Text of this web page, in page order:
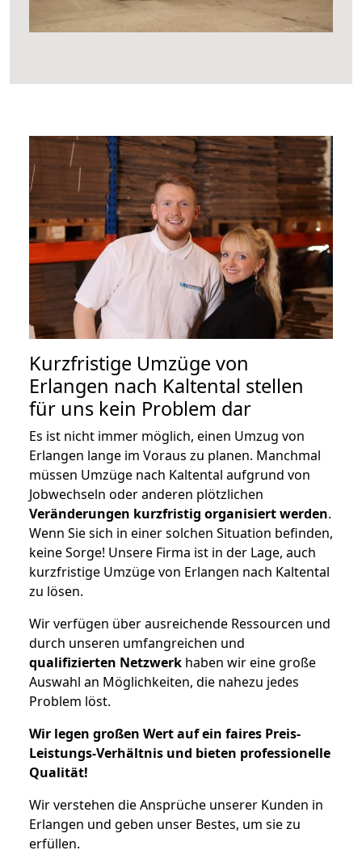
Kurzfristige Umzüge von
Erlangen nach Kaltental stellen
für uns kein Problem dar
Es ist nicht immer möglich, einen Umzug von
Erlangen lange im Voraus zu planen. Manchmal
müssen Umzüge nach Kaltental aufgrund von
Jobwechseln oder anderen plötzlichen
Veränderungen kurzfristig organisiert werden.
Wenn Sie sich in einer solchen Situation befinden,
keine Sorge! Unsere Firma ist in der Lage, auch
kurzfristige Umzüge von Erlangen nach Kaltental
zu lösen.
Wir verfügen über ausreichende Ressourcen und
durch unseren umfangreichen und
qualifizierten Netzwerk haben wir eine große
Auswahl an Möglichkeiten, die nahezu jedes
Problem löst.
Wir legen großen Wert auf ein faires Preis-
Leistungs-Verhältnis und bieten professionelle
Qualität!
Wir verstehen die Ansprüche unserer Kunden in
Erlangen und geben unser Bestes, um sie zu
erfüllen.